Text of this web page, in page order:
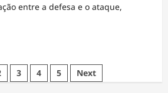
entre a defesa e o ataque,
3 4 5 Next